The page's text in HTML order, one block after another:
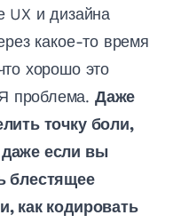
UX и дизайна
какое-то время
хорошо это
проблема. Даже
точку боли,
если вы
блестящее
как кодировать